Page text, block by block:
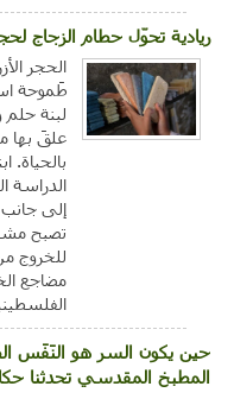
ريادية تحوّل حطام الزجاج
الحجر
طَموحة
لبنة حلم
علقَ بها
الدراسة
إلى جانب
تصبح
للخروج
مضاجع
حين يكون السر هو النَفَس
المطبخ المقدسي تحدثنا